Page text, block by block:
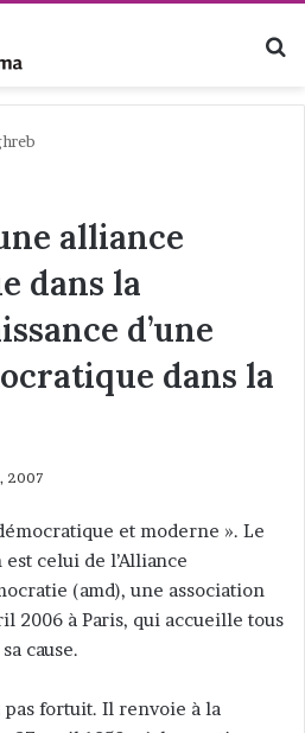
alliance
dans la
d’une
dans la
2007
et moderne ». Le
celui de l’Alliance
(amd), une association
2006 à Paris, qui accueille tous
cause.
pas fortuit. Il renvoie à la